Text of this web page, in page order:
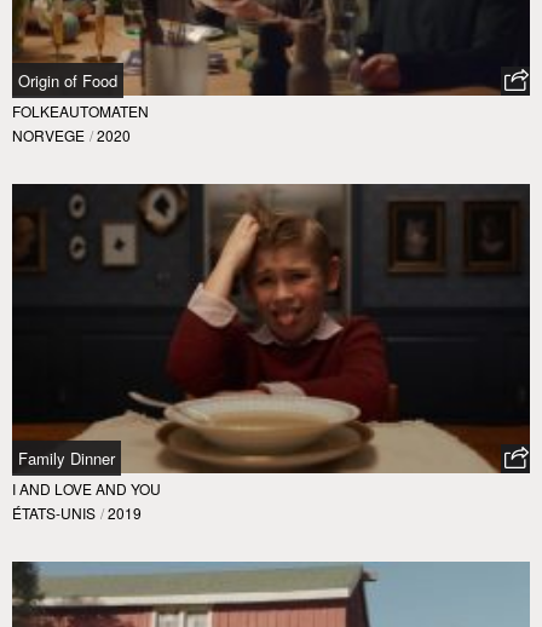
Origin of Food
FOLKEAUTOMATEN
NORVEGE / 2020
Family Dinner
I AND LOVE AND YOU
ÉTATS-UNIS / 2019